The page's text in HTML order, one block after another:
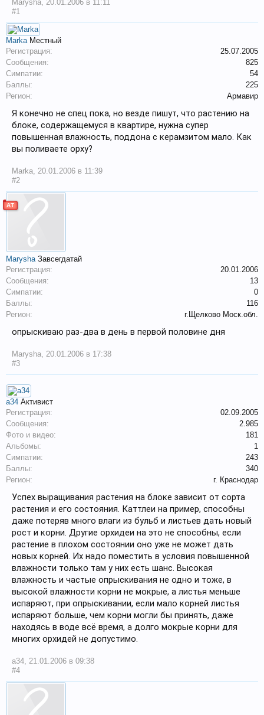
Marysha, 20.01.2006 в 11:11
#1
Marka Местный
Регистрация:
25.07.2005
Сообщения:
825
Симпатии:
54
Баллы:
225
Регион:
Армавир
Я конечно не спец пока, но везде пишут, что растению на
блоке, содержащемуся в квартире, нужна супер
повышенная влажность, поддона с керамзитом мало. Как
вы поливаете орху?
Marka, 20.01.2006 в 11:39
#2
АТ
Marysha Завсегдатай
Регистрация:
20.01.2006
Сообщения:
13
Симпатии:
0
Баллы:
116
Регион:
г.Щелково Моск.обл.
опрыскиваю раз-два в день в первой половине дня
Marysha, 20.01.2006 в 17:38
#3
a34 Активист
Регистрация:
02.09.2005
Сообщения:
2.985
Фото и видео:
181
Альбомы:
1
Симпатии:
243
Баллы:
340
Регион:
г. Краснодар
Успех выращивания растения на блоке зависит от сорта
растения и его состояния. Каттлеи на пример, способны
даже потеряв много влаги из бульб и листьев дать новый
рост и корни. Другие орхидеи на это не способны, если
растение в плохом состоянии оно уже не может дать
новых корней. Их надо поместить в условия повышенной
влажности только там у них есть шанс. Высокая
влажность и частые опрыскивания не одно и тоже, в
высокой влажности корни не мокрые, а листья меньше
испаряют, при опрыскивании, если мало корней листья
испаряют больше, чем корни могли бы принять, даже
находясь в воде всё время, а долго мокрые корни для
многих орхидей не допустимо.
a34, 21.01.2006 в 09:38
#4